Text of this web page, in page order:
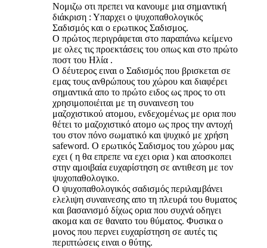
Νομιζω οτι πρεπει να κανουμε μια σημαντική
διάκριση : Υπαρχει ο ψυχοπαθολογικός
Σαδισμός και ο ερωτικος Σαδισμος.
Ο πρώτος περιγράφεται στο παραπάνω κείμενο
με ολες τις προεκτάσεις του οπως και στο πρώτο
ποστ του Ηλία .
Ο δέυτερος ειναι ο Σαδισμός που βρισκεται σε
εμας τους ανθρώπους του χώρου και διαφέρει
σημαντικά απο το πρώτο ειδος ως προς το οτι
χρησιμοποιέιται με τη συναινεση του
μαζοχιστικού ατομου, ενδεχομένως με ορια που
θέτει το μαζοχιστικό ατομο ως προς την αντοχή
του στον πόνο σωματικό και ψυχικό με χρήση
safeword. Ο ερωτικός Σαδισμος του χώρου μας
εχει ( η θα επρεπε να εχει ορια ) και αποσκοπει
στην αμοιβαία ευχαρίστηση σε αντιθεση με τον
ψυχοπαθολογικο.
Ο ψυχοπαθολογικός σαδισμός περιλαμβάνει
ελελιψη συναινεσης απο τη πλευρά του θυματος
και βασανισμό δίχως ορια που συχνά οδηγει
ακομα και σε θανατο του θύματος. Φυσικα ο
μονος που περνει ευχαρίστηση σε αυτές τις
περιπτώσεις ειναι ο θύτης.